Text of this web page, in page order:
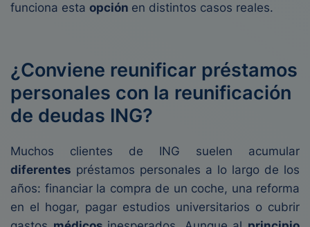
funciona esta opción en distintos casos reales.
¿Conviene reunificar préstamos
personales con la reunificación
de deudas ING?
Muchos clientes de ING suelen acumular
diferentes préstamos personales a lo largo de los
años: financiar la compra de un coche, una reforma
en el hogar, pagar estudios universitarios o cubrir